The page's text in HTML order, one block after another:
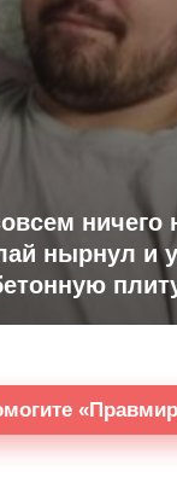
ничего
нырнул и